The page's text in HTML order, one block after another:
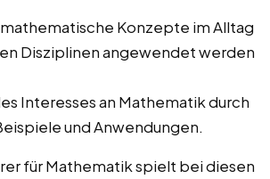
Konzepte im Alltag
Disziplinen angewendet werden
Interesses an Mathematik durch
und Anwendungen.
für Mathematik spielt bei diesen